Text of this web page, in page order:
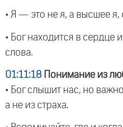
• Я — это не я, а высшее я,
• Бог находится в сердце
слова.
01:11:18 Понимание из
• Бог слышит нас, но
а не из страха.